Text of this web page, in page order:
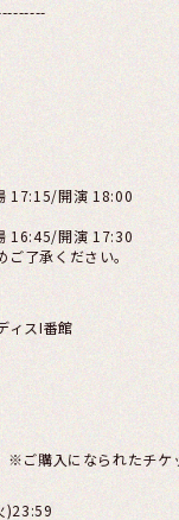
17:15/開演 18:00
16:45/開演 17:30
了承ください。
ィスI番館
ご購入になられたチ
)23:59